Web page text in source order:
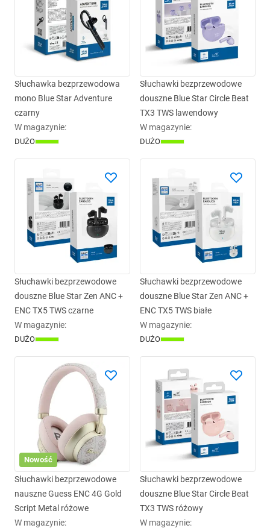
Słuchawka bezprzewodowa
mono Blue Star Adventure
czarny
W magazynie:
DUŻO
Słuchawki bezprzewodowe
douszne Blue Star Circle Beat
TX3 TWS lawendowy
W magazynie:
DUŻO
Słuchawki bezprzewodowe
douszne Blue Star Zen ANC +
ENC TX5 TWS czarne
W magazynie:
DUŻO
Słuchawki bezprzewodowe
douszne Blue Star Zen ANC +
ENC TX5 TWS białe
W magazynie:
DUŻO
Nowość
Słuchawki bezprzewodowe
nauszne Guess ENC 4G Gold
Script Metal różowe
W magazynie:
Słuchawki bezprzewodowe
douszne Blue Star Circle Beat
TX3 TWS różowy
W magazynie: